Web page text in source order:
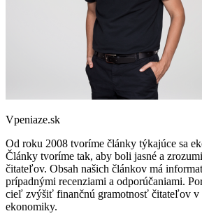
Vpeniaze.sk
Od roku 2008 tvoríme články týkajúce sa
Články tvoríme tak, aby boli jasné a
čitateľov. Obsah našich článkov má
prípadnými recenziami a odporúčaniami.
cieľ zvýšiť finančnú gramotnosť čitateľov v
ekonomiky.